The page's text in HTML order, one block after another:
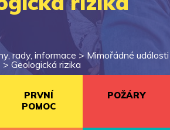
rady, informace >Mimořádné události
> Geologická rizika
PRVNÍ
POMOC
POŽÁRY